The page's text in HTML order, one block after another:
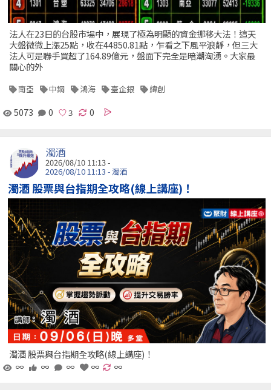
法人在23日的台股市場中，展現了極為明顯的資金挪移大法！這天
大盤微微上漲25點，收在44850.81點，乍看之下風平浪靜，但三大
法人可是聯手買超了164.89億元，盤面下完全是暗潮洶湧。大家最
關心的外
南亞 中鋼 鴻海 臺企銀 緯創
5073 0 0
濁酒
2026/08/10 11:13 -
2026/08/10 11:13 - 濁酒
濁酒 股票與台指期全攻略(線上講座)！
濁酒 股票與台指期全攻略(線上講座)！
∞
∞ ∞ ∞ ∞